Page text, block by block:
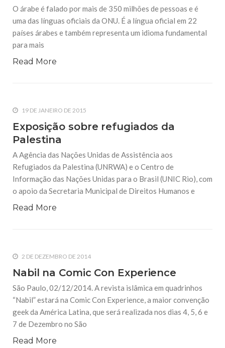
O árabe é falado por mais de 350 milhões de pessoas e é
uma das línguas oficiais da ONU. É a língua oficial em 22
países árabes e também representa um idioma fundamental
para mais
Read More
19 DE JANEIRO DE 2015
Exposição sobre refugiados da
Palestina
A Agência das Nações Unidas de Assistência aos
Refugiados da Palestina (UNRWA) e o Centro de
Informação das Nações Unidas para o Brasil (UNIC Rio), com
o apoio da Secretaria Municipal de Direitos Humanos e
Read More
2 DE DEZEMBRO DE 2014
Nabil na Comic Con Experience
São Paulo, 02/12/2014. A revista islâmica em quadrinhos
“Nabil” estará na Comic Con Experience, a maior convenção
geek da América Latina, que será realizada nos dias 4, 5, 6 e
7 de Dezembro no São
Read More